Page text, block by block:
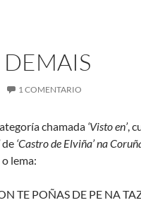
DEMAIS
1 COMENTARIO
chamada ‘Visto en’,
de ‘Castro de Elviña’ na
lema:
TE POÑAS DE PE NA